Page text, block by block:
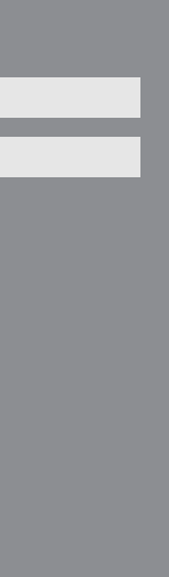
en una nueva